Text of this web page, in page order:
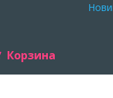
Корзина